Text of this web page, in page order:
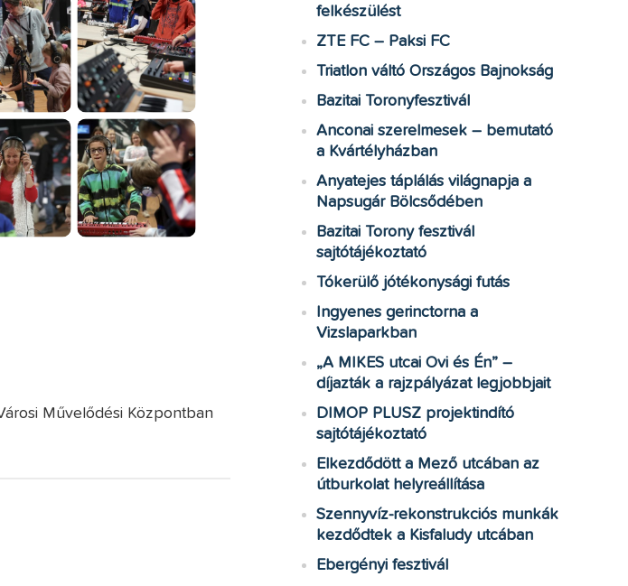
Művelődési Központban
felkészülést
ZTE FC – Paksi FC
Triatlon váltó Országos Bajnokság
Bazitai Toronyfesztivál
Anconai szerelmesek – bemutató
a Kvártélyházban
Anyatejes táplálás világnapja a
Napsugár Bölcsődében
Bazitai Torony fesztivál
sajtótájékoztató
Tókerülő jótékonysági futás
Ingyenes gerinctorna a
Vizslaparkban
„A MIKES utcai Ovi és Én” –
díjazták a rajzpályázat legjobbjait
DIMOP PLUSZ projektindító
sajtótájékoztató
Elkezdődött a Mező utcában az
útburkolat helyreállítása
Szennyvíz-rekonstrukciós munkák
kezdődtek a Kisfaludy utcában
Ebergényi fesztivál